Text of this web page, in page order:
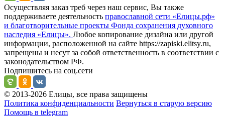
Осуществляя заказ треб через наш сервис, Вы также
поддерживаете деятельность православной сети «Елицы.рф»
и благотворительные проекты Фонда сохранения духовного
наследия «Елицы». Любое копирование дизайна или другой
информации, расположенной на сайте https://zapiski.elitsy.ru,
запрещены и несут за собой ответственность в соответствии с
законодательством РФ.
Подпишитесь на соц.сети
© 2013-2026 Елицы, все права защищены
Политика конфиденциальности Вернуться в старую версию
Помощь в telegram